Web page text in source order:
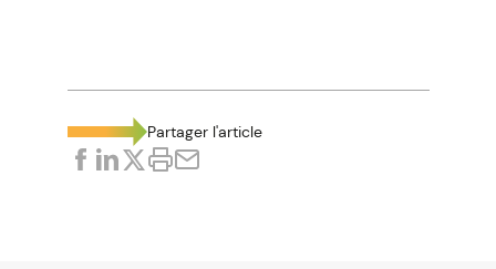
Partager l'article